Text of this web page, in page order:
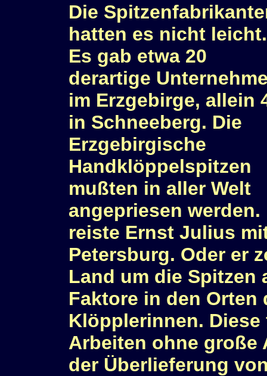
Die
hatten es nicht leicht.
Es gab etwa 20
derartige
im Erzgebirge, allein
in Schneeberg. Die
Erzgebirgische
Handklöppelspitzen
mußten in aller Welt
angepriesen
reiste Ernst Julius
Petersburg. Oder er
Land um die Spitzen
Faktore in den
Klöpplerinnen.
Arbeiten ohne
der Überlieferung